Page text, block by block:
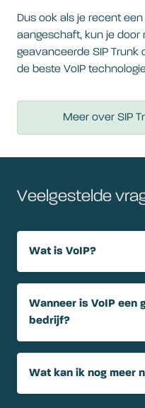
Dus ook als je recent
aangeschaft, kun je door
geavanceerde SIP Trunk
de beste VoIP
Meer over SIP
Veelgestelde
Wat is VoIP?
Wanneer is VoIP een
bedrijf?
Wat kan ik nog meer